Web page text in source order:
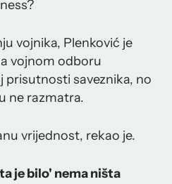
vojnika, Plenković je
vojnom odboru
prisutnosti saveznika, no
ne razmatra.
vrijednost, rekao je.
je bilo' nema ništa